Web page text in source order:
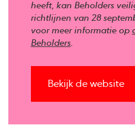
heeft, kan Beholders
richtlijnen van 28
voor meer informatie op
Beholders.
Bekijk de website